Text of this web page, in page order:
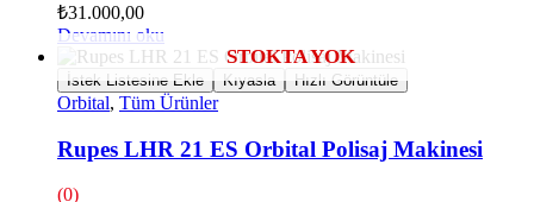
₺31.000,00
Devamını oku
İstek Listesine Ekle Kıyasla Hızlı Görüntüle
Orbital, Tüm Ürünler
Rupes LHR 21 ES Orbital Polisaj Makinesi
(0)